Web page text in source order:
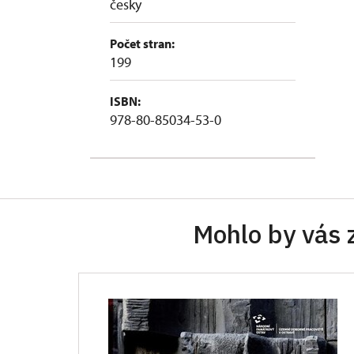
česky
Počet stran:
199
ISBN:
978-80-85034-53-0
Mohlo by vás